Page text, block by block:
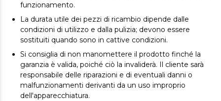
funzionamento.
La durata utile dei pezzi di ricambio dipende dalle
condizioni di utilizzo e dalla pulizia; devono essere
sostituiti quando sono in cattive condizioni.
Si consiglia di non manomettere il prodotto finché la
garanzia è valida, poiché ciò la invaliderà. Il cliente sarà
responsabile delle riparazioni e di eventuali danni o
malfunzionamenti derivanti da un uso improprio
dell'apparecchiatura.